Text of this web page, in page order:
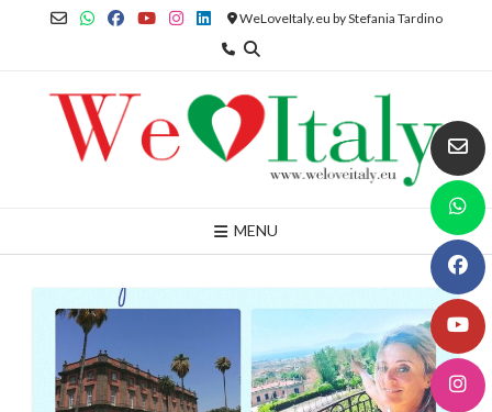
WeLoveItaly.eu by Stefania Tardino
MENU